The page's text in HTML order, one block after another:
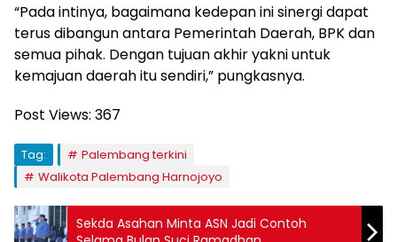
“Pada intinya, bagaimana kedepan ini sinergi dapat
terus dibangun antara Pemerintah Daerah, BPK dan
semua pihak. Dengan tujuan akhir yakni untuk
kemajuan daerah itu sendiri,” pungkasnya.
Post Views: 367
Tag:
Palembang terkini
Walikota Palembang Harnojoyo
Sekda Asahan Minta ASN Jadi Contoh